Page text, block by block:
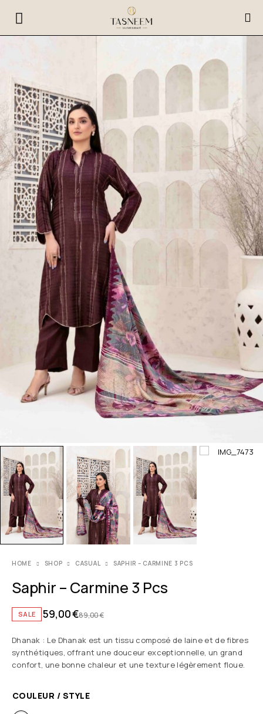
HOME SHOP CASUAL SAPHIR – CARMINE 3 PCS
Saphir – Carmine 3 Pcs
SALE 89,00€
59,00€
Dhanak : Le Dhanak est un tissu composé de laine et de fibres
synthétiques, offrant une douceur exceptionnelle, un grand
confort, une bonne chaleur et une texture légèrement floue.
COULEUR / STYLE